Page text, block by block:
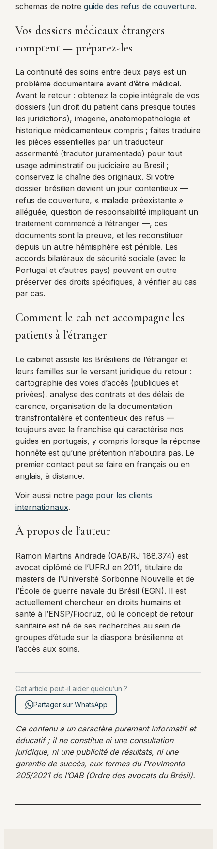
schémas de notre guide des refus de couverture.
Vos dossiers médicaux étrangers
comptent — préparez-les
La continuité des soins entre deux pays est un
problème documentaire avant d’être médical.
Avant le retour : obtenez la copie intégrale de vos
dossiers (un droit du patient dans presque toutes
les juridictions), imagerie, anatomopathologie et
historique médicamenteux compris ; faites traduire
les pièces essentielles par un traducteur
assermenté (tradutor juramentado) pour tout
usage administratif ou judiciaire au Brésil ;
conservez la chaîne des originaux. Si votre
dossier brésilien devient un jour contentieux —
refus de couverture, « maladie préexistante »
alléguée, question de responsabilité impliquant un
traitement commencé à l’étranger —, ces
documents sont la preuve, et les reconstituer
depuis un autre hémisphère est pénible. Les
accords bilatéraux de sécurité sociale (avec le
Portugal et d’autres pays) peuvent en outre
préserver des droits spécifiques, à vérifier au cas
par cas.
Comment le cabinet accompagne les
patients à l’étranger
Le cabinet assiste les Brésiliens de l’étranger et
leurs familles sur le versant juridique du retour :
cartographie des voies d’accès (publiques et
privées), analyse des contrats et des délais de
carence, organisation de la documentation
transfrontalière et contentieux des refus —
toujours avec la franchise qui caractérise nos
guides en portugais, y compris lorsque la réponse
honnête est qu’une prétention n’aboutira pas. Le
premier contact peut se faire en français ou en
anglais, à distance.
Voir aussi notre page pour les clients
internationaux.
À propos de l’auteur
Ramon Martins Andrade (OAB/RJ 188.374) est
avocat diplômé de l’UFRJ en 2011, titulaire de
masters de l’Université Sorbonne Nouvelle et de
l’École de guerre navale du Brésil (EGN). Il est
actuellement chercheur en droits humains et
santé à l’ENSP/Fiocruz, où le concept de retour
sanitaire est né de ses recherches au sein de
groupes d’étude sur la diaspora brésilienne et
l’accès aux soins.
Cet article peut-il aider quelqu’un ?
Partager sur WhatsApp
Ce contenu a un caractère purement informatif et
éducatif ; il ne constitue ni une consultation
juridique, ni une publicité de résultats, ni une
garantie de succès, aux termes du Provimento
205/2021 de l’OAB (Ordre des avocats du Brésil).